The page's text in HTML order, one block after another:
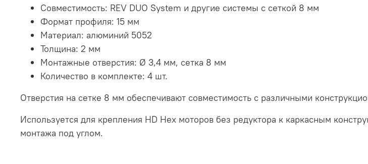
Совместимость: REV DUO System и другие системы с сеткой 8 мм
Формат профиля: 15 мм
Материал: алюминий 5052
Толщина: 2 мм
Монтажные отверстия: Ø 3,4 мм, сетка 8 мм
Количество в комплекте: 4 шт.
Отверстия на сетке 8 мм обеспечивают совместимость с различными
Используется для крепления HD Hex моторов без редуктора к каркасным
монтажа под углом.